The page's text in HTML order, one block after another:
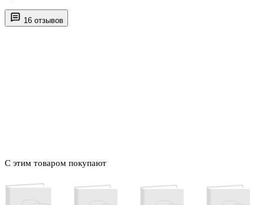
16 отзывов
С этим товаром покупают